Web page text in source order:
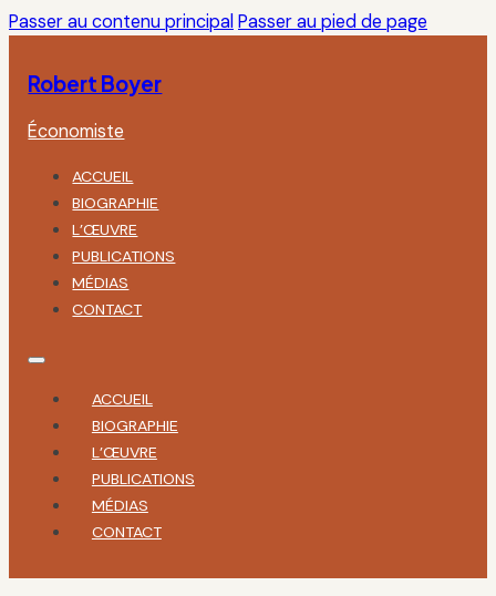
Passer au contenu principal Passer au pied de page
Robert Boyer
Économiste
ACCUEIL
BIOGRAPHIE
L’ŒUVRE
PUBLICATIONS
MÉDIAS
CONTACT
ACCUEIL
BIOGRAPHIE
L’ŒUVRE
PUBLICATIONS
MÉDIAS
CONTACT